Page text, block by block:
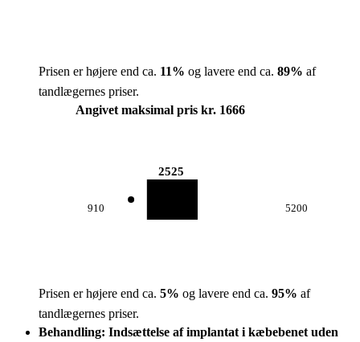
Prisen er højere end ca. 11% og lavere end ca. 89% af
tandlægernes priser.
Angivet maksimal pris kr. 1666
910
2525
5200
Prisen er højere end ca. 5% og lavere end ca. 95% af
tandlægernes priser.
Behandling: Indsættelse af implantat i kæbebenet uden